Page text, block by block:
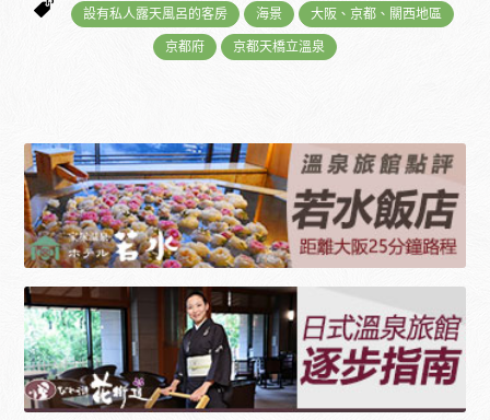
設有私人露天風呂的客房 海景 大阪、京都、關西地區
京都府 京都天橋立溫泉